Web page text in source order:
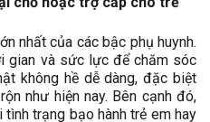
nhất của các bậc phụ huynh.
gian và sức lực để chăm sóc
không hề dễ dàng, đặc biệt
như hiện nay. Bên cạnh đó,
trạng bạo hành trẻ em hay